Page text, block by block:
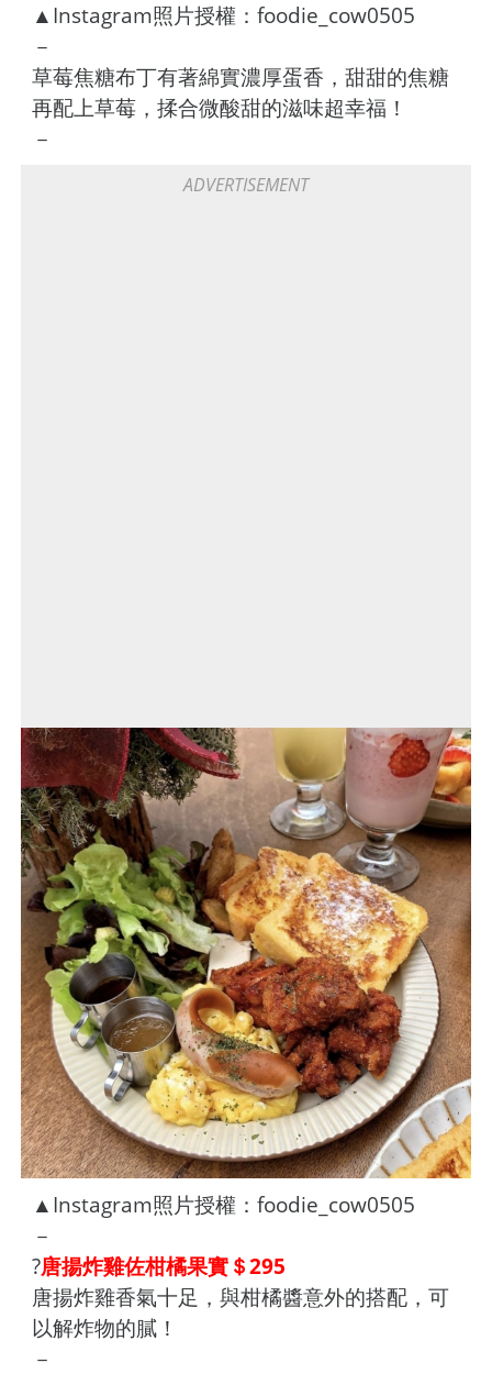
▲Instagram照片授權：foodie_cow0505
－
草莓焦糖布丁有著綿實濃厚蛋香，甜甜的焦糖
再配上草莓，揉合微酸甜的滋味超幸福！
－
▲Instagram照片授權：foodie_cow0505
－
?唐揚炸雞佐柑橘果實＄295
唐揚炸雞香氣十足，與柑橘醬意外的搭配，可
以解炸物的膩！
－